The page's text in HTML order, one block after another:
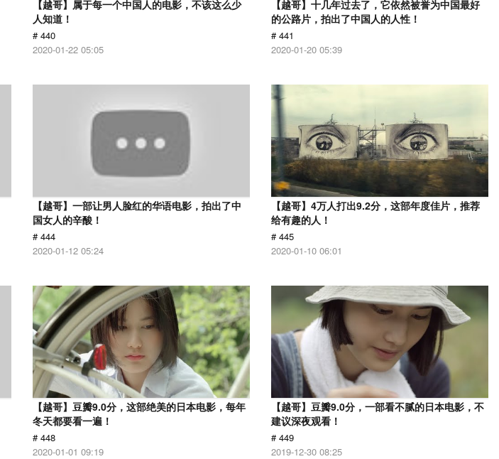
【越哥】属于每一个中国人的电影，不该这么少
人知道！
# 440
2020-01-22 05:05
【越哥】十几年过去了，它依然被誉为中国最好
的公路片，拍出了中国人的人性！
# 441
2020-01-20 05:39
【越哥】一部让男人脸红的华语电影，拍出了中
国女人的辛酸！
# 444
2020-01-12 05:24
【越哥】4万人打出9.2分，这部年度佳片，推荐
给有趣的人！
# 445
2020-01-10 06:01
【越哥】豆瓣9.0分，这部绝美的日本电影，每年
冬天都要看一遍！
# 448
2020-01-01 09:19
【越哥】豆瓣9.0分，一部看不腻的日本电影，不
建议深夜观看！
# 449
2019-12-30 08:25